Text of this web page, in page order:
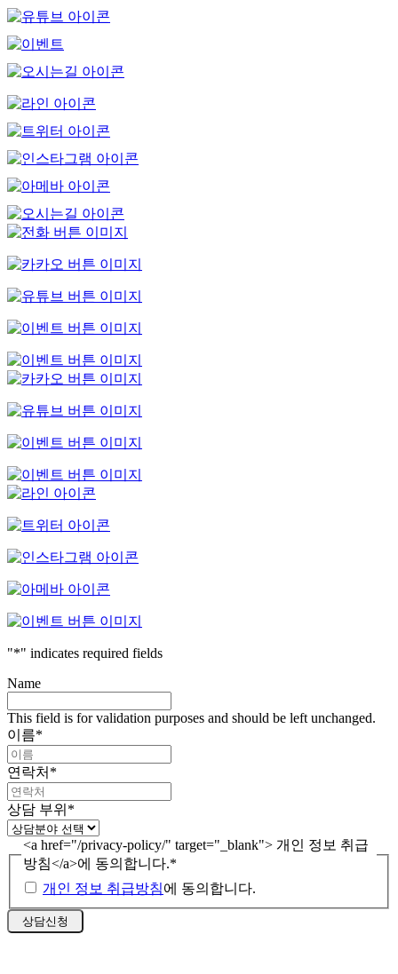
"*" indicates required fields
Name
This field is for validation purposes and should be left unchanged.
이름*
연락처 *
상담 부위 *
<a href="/privacy-policy/" target="_blank"> 개인 정보 취급
방침</a>에 동의합니다.*
개인 정보 취급방침에 동의합니다.